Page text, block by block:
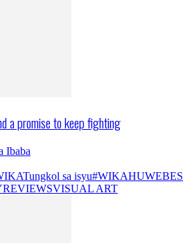
a promise to keep fighting
Ibaba
Tungkol sa isyu#WIKAHUWEBES
REVIEWSVISUAL ART